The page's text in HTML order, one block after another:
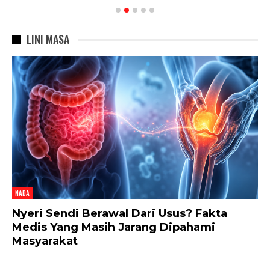
LINI MASA
NADA
Nyeri Sendi Berawal Dari Usus? Fakta
Medis Yang Masih Jarang Dipahami
Masyarakat